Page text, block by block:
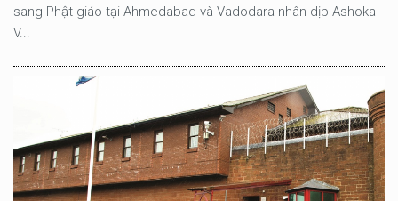
sang Phật giáo tại Ahmedabad và Vadodara nhân dịp Ashoka
V...